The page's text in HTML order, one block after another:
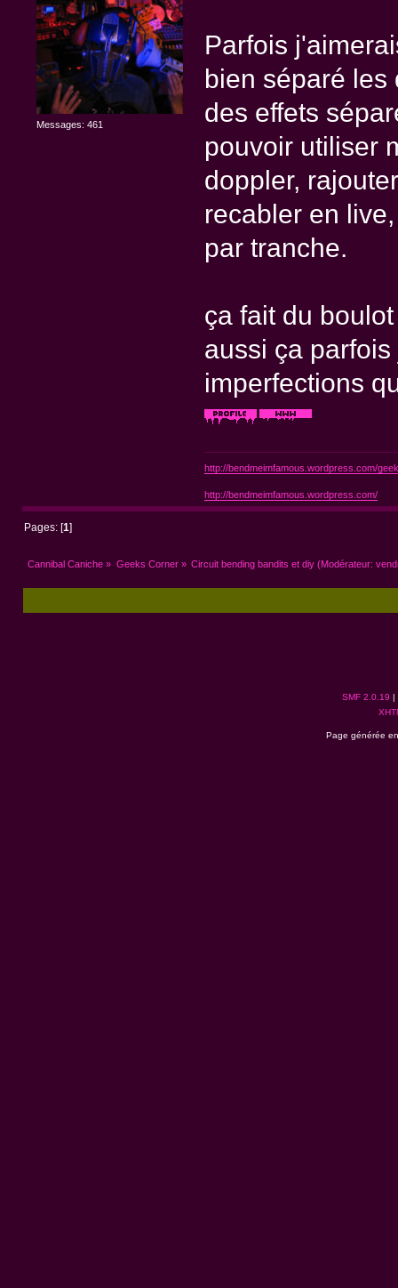
Messages: 461
Parfois
bien séparé
des effets
pouvoir utiliser
doppler,
recabler en
par tranche.
ça fait du
aussi ça
imperfections
http://bendmeimfamous.wordpress.com/
http://bendmeimfamous.wordpress.com/
Pages: [1]
Cannibal Caniche » Geeks Corner» Circuit bending bandits et diy (Modérateur:
SMF 2.0.19 |
Page générée